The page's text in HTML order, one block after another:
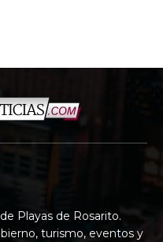
Playas de Rosarito.
turismo, eventos y